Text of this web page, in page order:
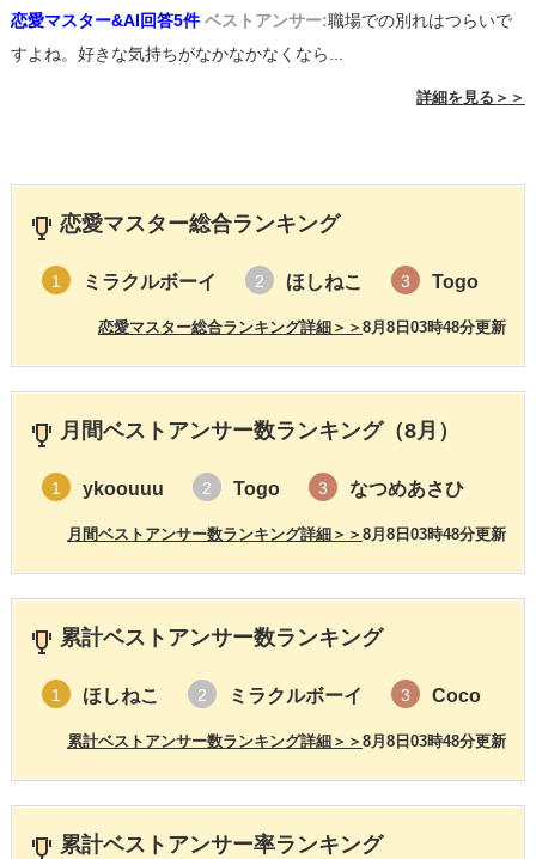
恋愛マスター&AI回答5件 ベストアンサー:職場での別れはつらいで
すよね。好きな気持ちがなかなかなくなら...
詳細を見る＞＞
恋愛マスター総合ランキング
1 ミラクルボーイ 2 ほしねこ 3 Togo
8月8日03時48分更新
恋愛マスター総合ランキング詳細＞＞
月間ベストアンサー数ランキング（8月）
1 ykoouuu 2 Togo 3 なつめあさひ
8月8日03時48分更新
月間ベストアンサー数ランキング詳細＞＞
累計ベストアンサー数ランキング
1 ほしねこ 2 ミラクルボーイ 3 Coco
8月8日03時48分更新
累計ベストアンサー数ランキング詳細＞＞
累計ベストアンサー率ランキング